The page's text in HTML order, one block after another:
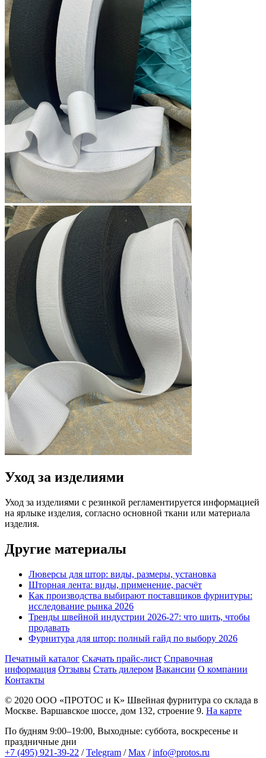
Уход за изделиями
Уход за изделиями с резинкой регламентируется информацией
на ярлыке изделия, согласно основной ткани или материала
изделия.
Другие материалы
Люверсы для штор: виды, размеры, установка
Шторная лента: виды, применение, расчёт
Как производства выбирают поставщиков фурнитуры:
исследование рынка 2026
Тренды швейной индустрии 2026-27: что шить, чтобы
продавать
Фурнитура для штор: полный гайд по выбору 2026
Печатный каталог Скачать прайс-лист Справочная
информация Отзывы Стать дилером Вакансии О компании
Контакты
© 2020 ООО «ПРОТОС и К» Швейная фурнитура со склада в
Москве. Варшавское шоссе, дом 132, строение 9. На карте
По будням 9:00–19:00, Выходные: суббота, воскресенье и
праздничные дни
+7 (495) 921-39-22 /Telegram /Max /info@protos.ru